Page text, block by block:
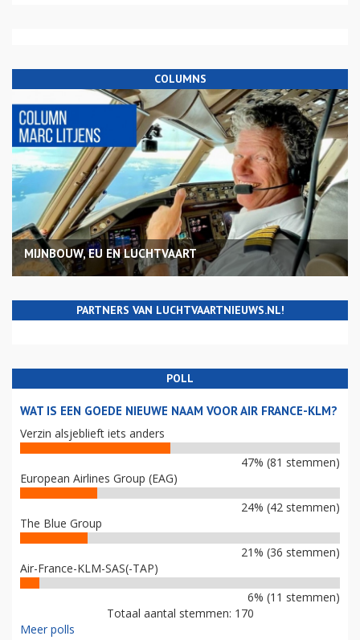
COLUMNS
MIJNBOUW, EU EN LUCHTVAART
PARTNERS VAN LUCHTVAARTNIEUWS.NL!
POLL
WAT IS EEN GOEDE NIEUWE NAAM VOOR AIR FRANCE-KLM?
Verzin alsjeblieft iets anders
47% (81 stemmen)
European Airlines Group (EAG)
24% (42 stemmen)
The Blue Group
21% (36 stemmen)
Air-France-KLM-SAS(-TAP)
6% (11 stemmen)
Totaal aantal stemmen: 170
Meer polls